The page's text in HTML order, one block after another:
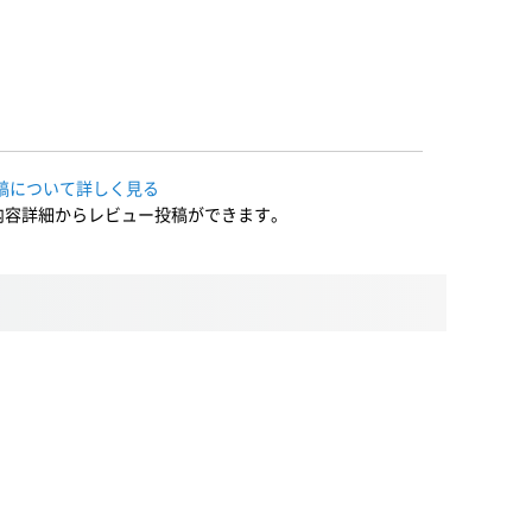
について詳しく見る
詳細からレビュー投稿ができます。